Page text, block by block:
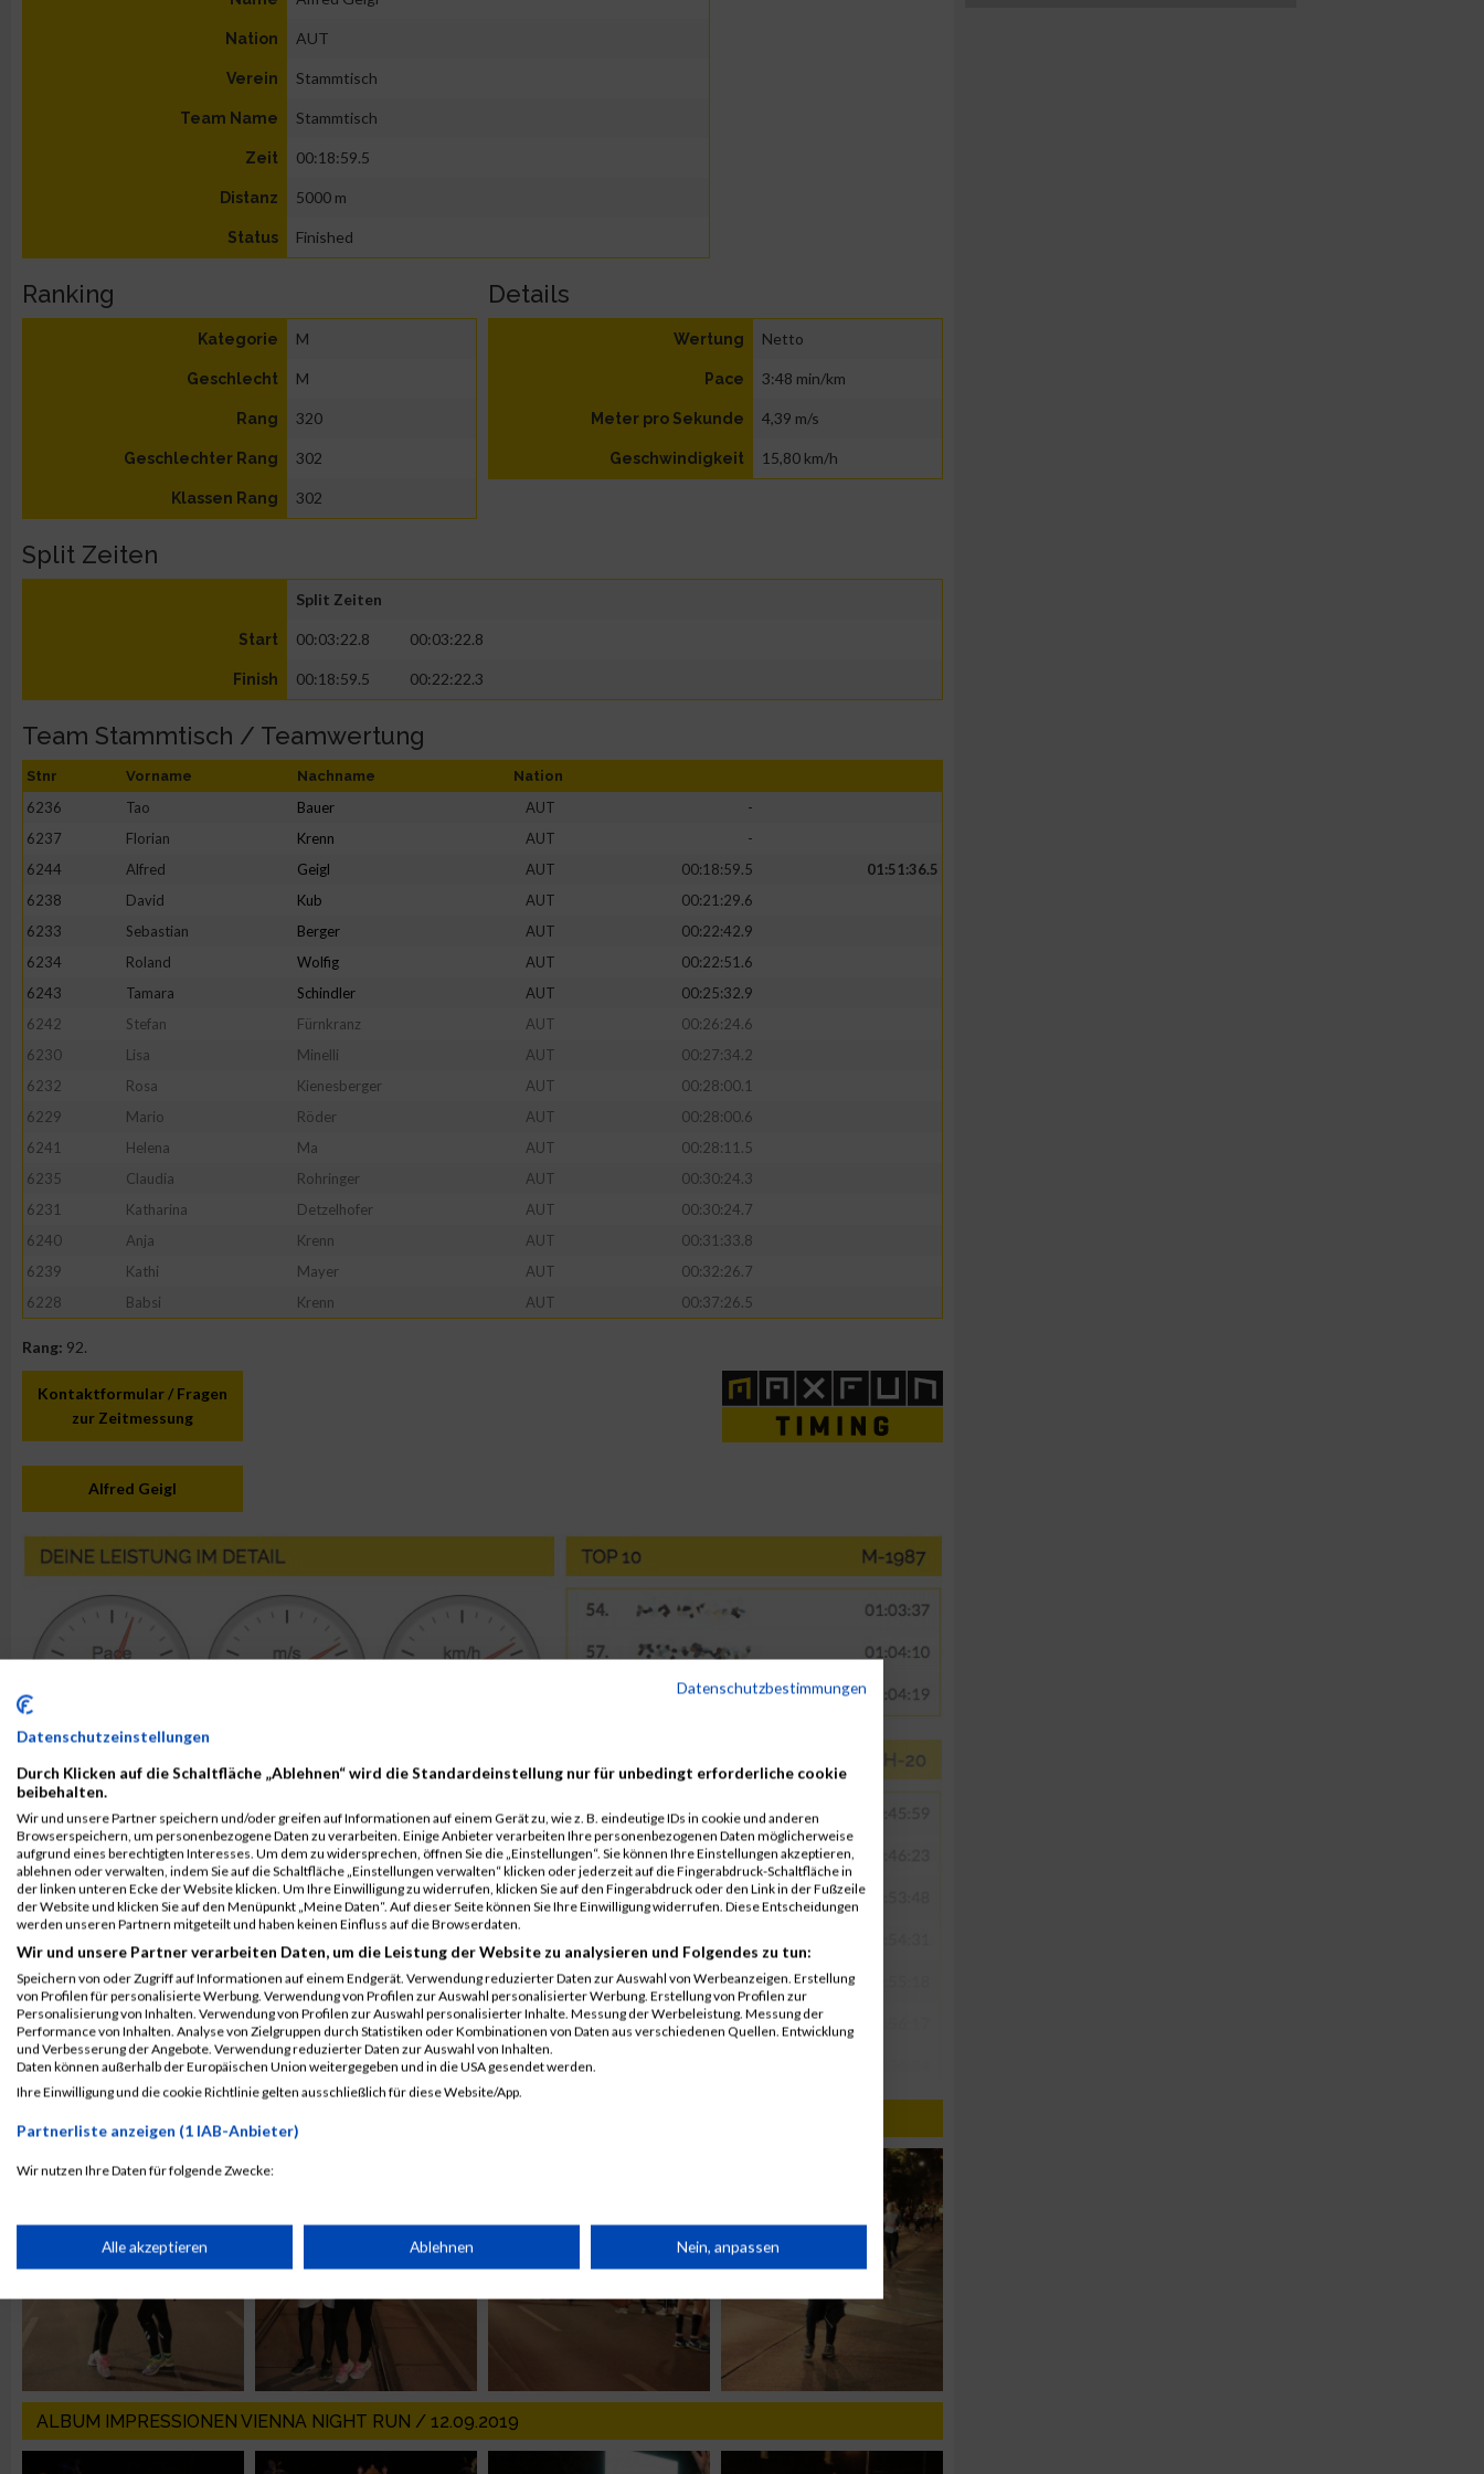
Nation AUT
Verein Stammtisch
Team Name Stammtisch
Zeit 00:18:59.5
Distanz 5000 m
Status Finished
Ranking
Kategorie M
Geschlecht M
Rang 320
Geschlechter Rang 302
Klassen Rang 302
Details
Wertung Netto
Pace 3:48 min/km
Meter pro Sekunde 4,39 m/s
Geschwindigkeit 15,80 km/h
Split Zeiten
Split Zeiten
Start 00:03:22.8 00:03:22.8
Finish 00:18:59.5 00:22:22.3
Team Stammtisch / Teamwertung
Stnr Vorname Nachname Nation
6236 Tao Bauer AUT
-
6237
Florian Krenn AUT
-
6244
Alfred Geigl AUT 00:18:59.5
01:51:36.5
6238
David Kub AUT
00:21:29.6
6233
Sebastian Berger AUT
00:22:42.9
6234
Roland Wolfig AUT
00:22:51.6
6243
Tamara Schindler AUT
00:25:32.9
6242
Stefan Fürnkranz AUT
00:26:24.6
6230
Lisa Minelli AUT
00:27:34.2
6232
Rosa Kienesberger AUT
00:28:00.1
6229
Mario Röder AUT
00:28:00.6
6241
Helena Ma AUT
00:28:11.5
6235
Claudia Rohringer AUT
00:30:24.3
6231
Katharina Detzelhofer AUT
00:30:24.7
6240
Anja Krenn AUT
00:31:33.8
6239
Kathi Mayer AUT
00:32:26.7
6228
Babsi Krenn AUT 00:37:26.5
Rang: 92.
Kontaktformular / Fragen
zur Zeitmessung
Alfred Geigl
ALBUM IMPRESSIONEN VIENNA NIGHT RUN / 12.09.2019
Datenschutzbestimmungen
Datenschutzeinstellungen
Durch Klicken auf die Schaltfläche „Ablehnen“ wird die Standardeinstellung nur für unbedingt erforderliche cookie
beibehalten.
Wir und unsere Partner speichern und/oder greifen auf Informationen auf einem Gerät zu, wie z. B. eindeutige IDs in cookie und anderen
Browserspeichern, um personenbezogene Daten zu verarbeiten. Einige Anbieter verarbeiten Ihre personenbezogenen Daten möglicherweise
aufgrund eines berechtigten Interesses. Um dem zu widersprechen, öffnen Sie die „Einstellungen“. Sie können Ihre Einstellungen akzeptieren,
ablehnen oder verwalten, indem Sie auf die Schaltfläche „Einstellungen verwalten“ klicken oder jederzeit auf die Fingerabdruck-Schaltfläche in
der linken unteren Ecke der Website klicken. Um Ihre Einwilligung zu widerrufen, klicken Sie auf den Fingerabdruck oder den Link in der Fußzeile
der Website und klicken Sie auf den Menüpunkt „Meine Daten“. Auf dieser Seite können Sie Ihre Einwilligung widerrufen. Diese Entscheidungen
werden unseren Partnern mitgeteilt und haben keinen Einfluss auf die Browserdaten.
Wir und unsere Partner verarbeiten Daten, um die Leistung der Website zu analysieren und Folgendes zu tun:
Speichern von oder Zugriff auf Informationen auf einem Endgerät. Verwendung reduzierter Daten zur Auswahl von Werbeanzeigen. Erstellung
von Profilen für personalisierte Werbung. Verwendung von Profilen zur Auswahl personalisierter Werbung. Erstellung von Profilen zur
Personalisierung von Inhalten. Verwendung von Profilen zur Auswahl personalisierter Inhalte. Messung der Werbeleistung. Messung der
Performance von Inhalten. Analyse von Zielgruppen durch Statistiken oder Kombinationen von Daten aus verschiedenen Quellen. Entwicklung
und Verbesserung der Angebote. Verwendung reduzierter Daten zur Auswahl von Inhalten.
Daten können außerhalb der Europäischen Union weitergegeben und in die USA gesendet werden.
Ihre Einwilligung und die cookie Richtlinie gelten ausschließlich für diese Website/App.
Partnerliste anzeigen (1 IAB-Anbieter)
Wir nutzen Ihre Daten für folgende Zwecke:
Speichern von oder Zugriff auf Informationen auf einem Endgerät
Verwendung reduzierter Daten zur Auswahl von Werbeanzeigen
Erstellung von Profilen für personalisierte Werbung
Verwendung von Profilen zur Auswahl personalisierter Werbung
Alle akzeptieren Ablehnen Nein, anpassen